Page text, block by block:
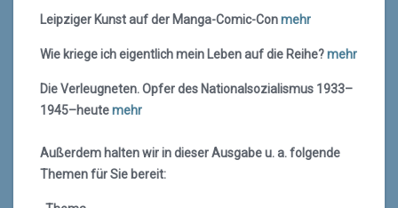
Leipziger Kunst auf der Manga-Comic-Conmehr
Wie kriege ich eigentlich mein Leben auf die Reihe?mehr
Die Verleugneten. Opfer des Nationalsozialismus 1933–
1945–heutemehr
Außerdem halten wir in dieser Ausgabe u. a. folgende
Themen für Sie bereit: